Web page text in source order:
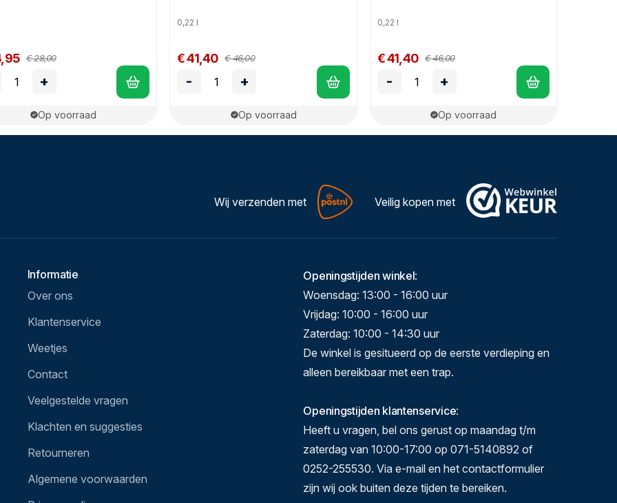
€ 28,00
+
Op voorraad
0,22 l
€ 41,40 € 46,00
- +
Op voorraad
0,22 l
€ 41,40 € 46,00
- +
Op voorraad
Wij verzenden met Veilig kopen met
Informatie
Over ons
Klantenservice
Weetjes
Contact
Veelgestelde vragen
Klachten en suggesties
Retourneren
Algemene voorwaarden
Openingstijden winkel:
Woensdag: 13:00 - 16:00 uur
Vrijdag: 10:00 - 16:00 uur
Zaterdag: 10:00 - 14:30 uur
De winkel is gesitueerd op de eerste verdieping en
alleen bereikbaar met een trap.
Openingstijden klantenservice:
Heeft u vragen, bel ons gerust op maandag t/m
zaterdag van 10:00-17:00 op 071-5140892 of
0252-255530. Via e-mail en het contactformulier
zijn wij ook buiten deze tijden te bereiken.